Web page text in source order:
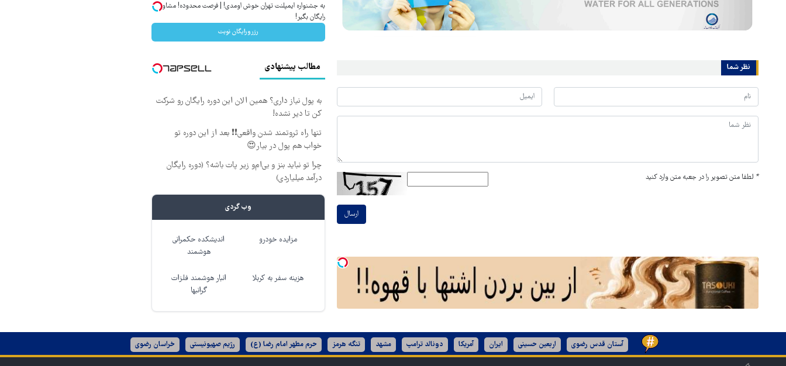
نظر شما
* لطفا متن تصویر را در جعبه متن وارد کنید
ارسال
به جشنواره ایمپلنت تهران خوش اومدی! | فرصت محدوده! مشاوره
رایگان بگیر!
رزرورایگان نوبت
مطالب پیشنهادی
به پول نیاز داری؟ همین الان این دوره رایگان رو شرکت
کن تا دیر نشده!
تنها راه ثروتمند شدن واقعی❗❗ بعد از این دوره تو
خواب هم پول در بیار😍
چرا تو نباید بنز و بی‌ام‌و زیر پات باشه؟ (دوره رایگان
درآمد میلیاردی)
وب گردی
مزایده خودرو
اندیشکده حکمرانی
هوشمند
هزینه سفر به کربلا
انبار هوشمند فلزات
گرانبها
آستان قدس رضوی اربعین حسینی ایران آمریکا دونالد ترامپ مشهد تنگه هرمز حرم مطهر امام رضا (ع) رژیم صهیونیستی خراسان رضوی